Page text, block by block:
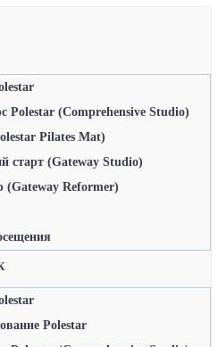
(Comprehensive Studio)
Pilates Mat)
старт (Gateway Studio)
Reformer)
Polestar